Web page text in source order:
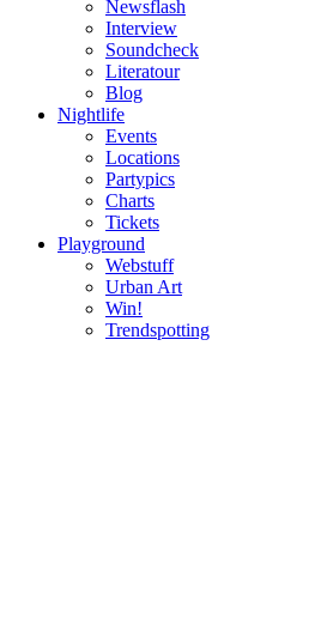
Newsflash
Interview
Soundcheck
Literatour
Blog
Nightlife
Events
Locations
Partypics
Charts
Tickets
Playground
Webstuff
Urban Art
Win!
Trendspotting